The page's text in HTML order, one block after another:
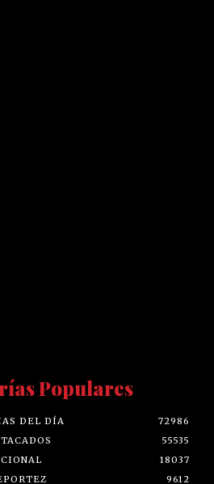
Populares
DEL DÍA
72986
55535
18037
9612